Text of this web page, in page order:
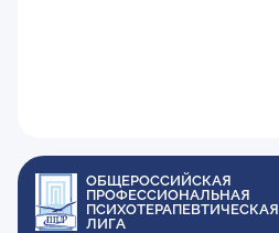
ОБЩЕРОССИЙСКАЯ
ПРОФЕССИОНАЛЬНАЯ
ПСИХОТЕРАПЕВТИЧЕСКАЯ
ЛИГА